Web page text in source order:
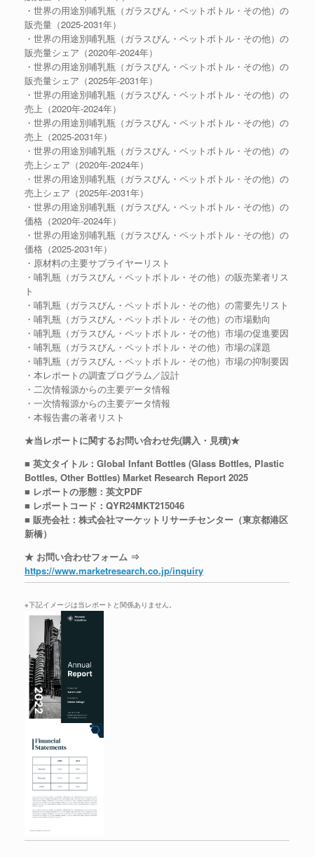
・世界の用途別哺乳瓶（ガラスびん・ペットボトル・その他）の
販売量（2025-2031年）
・世界の用途別哺乳瓶（ガラスびん・ペットボトル・その他）の
販売量シェア（2020年-2024年）
・世界の用途別哺乳瓶（ガラスびん・ペットボトル・その他）の
販売量シェア（2025年-2031年）
・世界の用途別哺乳瓶（ガラスびん・ペットボトル・その他）の
売上（2020年-2024年）
・世界の用途別哺乳瓶（ガラスびん・ペットボトル・その他）の
売上（2025-2031年）
・世界の用途別哺乳瓶（ガラスびん・ペットボトル・その他）の
売上シェア（2020年-2024年）
・世界の用途別哺乳瓶（ガラスびん・ペットボトル・その他）の
売上シェア（2025年-2031年）
・世界の用途別哺乳瓶（ガラスびん・ペットボトル・その他）の
価格（2020年-2024年）
・世界の用途別哺乳瓶（ガラスびん・ペットボトル・その他）の
価格（2025-2031年）
・原材料の主要サプライヤーリスト
・哺乳瓶（ガラスびん・ペットボトル・その他）の販売業者リス
ト
・哺乳瓶（ガラスびん・ペットボトル・その他）の需要先リスト
・哺乳瓶（ガラスびん・ペットボトル・その他）の市場動向
・哺乳瓶（ガラスびん・ペットボトル・その他）市場の促進要因
・哺乳瓶（ガラスびん・ペットボトル・その他）市場の課題
・哺乳瓶（ガラスびん・ペットボトル・その他）市場の抑制要因
・本レポートの調査プログラム／設計
・二次情報源からの主要データ情報
・一次情報源からの主要データ情報
・本報告書の著者リスト
★当レポートに関するお問い合わせ先(購入・見積)★
■ 英文タイトル：Global Infant Bottles (Glass Bottles, Plastic
Bottles, Other Bottles) Market Research Report 2025
■ レポートの形態：英文PDF
■ レポートコード：QYR24MKT215046
■ 販売会社：株式会社マーケットリサーチセンター（東京都港区
新橋）
★ お問い合わせフォーム ⇒
https://www.marketresearch.co.jp/inquiry
※下記イメージは当レポートと関係ありません。